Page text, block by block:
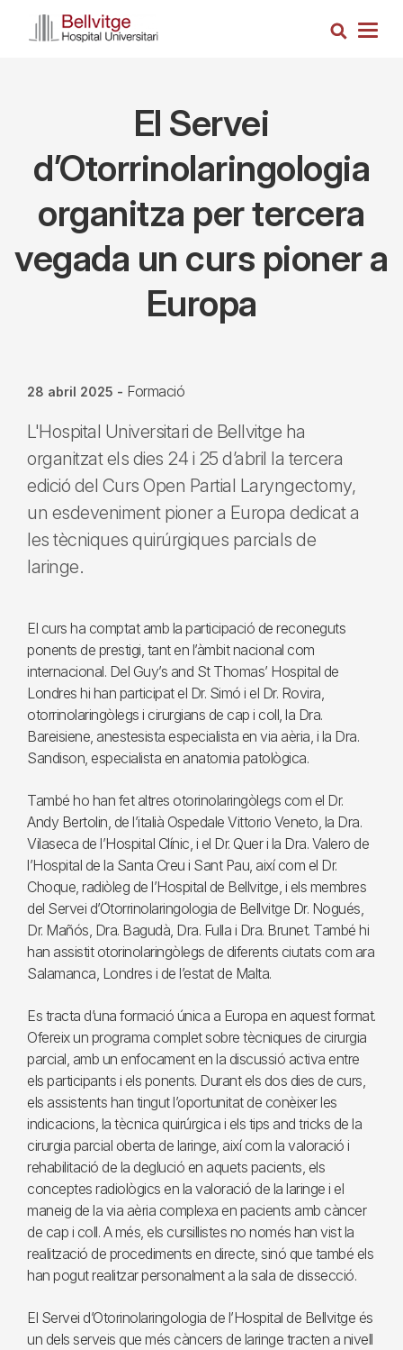
Cerca
El Servei
d’Otorrinolaringologia
organitza per tercera
vegada un curs pioner a
Europa
28 abril 2025 - Formació
L'Hospital Universitari de Bellvitge ha
organitzat els dies 24 i 25 d’abril la tercera
edició del Curs Open Partial Laryngectomy,
un esdeveniment pioner a Europa dedicat a
les tècniques quirúrgiques parcials de
laringe.
El curs ha comptat amb la participació de reconeguts
ponents de prestigi, tant en l’àmbit nacional com
internacional. Del Guy’s and St Thomas’ Hospital de
Londres hi han participat el Dr. Simó i el Dr. Rovira,
otorrinolaringòlegs i cirurgians de cap i coll, la Dra.
Bareisiene, anestesista especialista en via aèria, i la Dra.
Sandison, especialista en anatomia patològica.
També ho han fet altres otorinolaringòlegs com el Dr.
Andy Bertolin, de l’italià Ospedale Vittorio Veneto, la Dra.
Vilaseca de l’Hospital Clínic, i el Dr. Quer i la Dra. Valero de
l’Hospital de la Santa Creu i Sant Pau, així com el Dr.
Choque, radiòleg de l’Hospital de Bellvitge, i els membres
del Servei d’Otorrinolaringologia de Bellvitge Dr. Nogués,
Dr. Mañós, Dra. Bagudà, Dra. Fulla i Dra. Brunet. També hi
han assistit otorinolaringòlegs de diferents ciutats com ara
Salamanca, Londres i de l’estat de Malta.
Es tracta d’una formació única a Europa en aquest format.
Ofereix un programa complet sobre tècniques de cirurgia
parcial, amb un enfocament en la discussió activa entre
els participants i els ponents. Durant els dos dies de curs,
els assistents han tingut l’oportunitat de conèixer les
indicacions, la tècnica quirúrgica i els tips and tricks de la
cirurgia parcial oberta de laringe, així com la valoració i
rehabilitació de la deglució en aquets pacients, els
conceptes radiològics en la valoració de la laringe i el
maneig de la via aèria complexa en pacients amb càncer
de cap i coll. A més, els cursillistes no només han vist la
realització de procediments en directe, sinó que també els
han pogut realitzar personalment a la sala de dissecció.
El Servei d’Otorinolaringologia de l’Hospital de Bellvitge és
un dels serveis que més càncers de laringe tracten a nivell